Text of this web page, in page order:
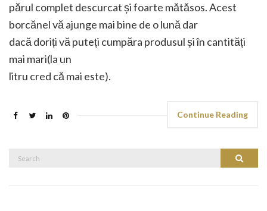
părul complet descurcat și foarte mătăsos. Acest
borcănel vă ajunge mai bine de o lună dar
dacă doriți vă puteți cumpăra produsul și în cantități
mai mari(la un
litru cred că mai este).
Continue Reading
Search